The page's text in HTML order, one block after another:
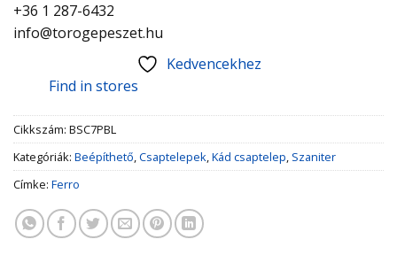
+36 1 287-6432
info@torogepeszet.hu
Kedvencekhez
Find in stores
Cikkszám: BSC7PBL
Kategóriák: Beépíthető,Csaptelepek,Kád csaptelep, Szaniter
Címke: Ferro